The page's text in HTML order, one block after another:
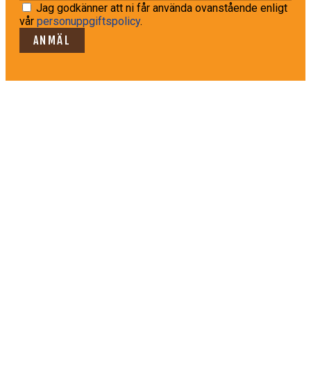
Jag godkänner att ni får använda ovanstående enligt
vår personuppgiftspolicy.
ANMÄL